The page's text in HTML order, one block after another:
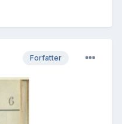
Forfatter